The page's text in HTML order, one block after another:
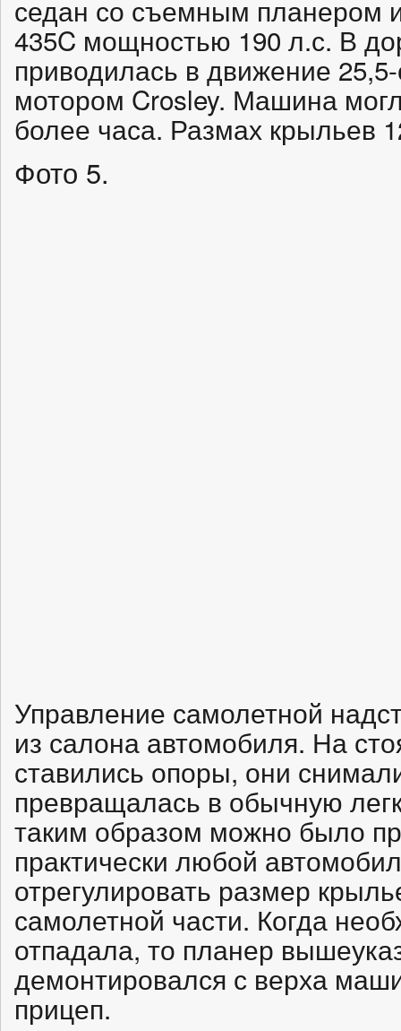
седан со съемным планером
435C мощностью 190 л.с. В
приводилась в движение
мотором Crosley. Машина
более часа. Размах крыльев
Фото 5.
Управление самолетной
из салона автомобиля. На
ставились опоры, они
превращалась в обычную
таким образом можно было
практически любой
отрегулировать размер
самолетной части. Когда
отпадала, то планер
демонтировался с верха
прицеп.